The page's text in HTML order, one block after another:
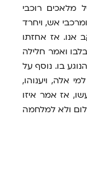
מלאכים רוכבי
אש, ויחרד
אנו. אז אחזתו
ואמר חלילה
בו. נוסף על
אלה, ויענוהו,
אז אמר איזו
ולא למלחמה